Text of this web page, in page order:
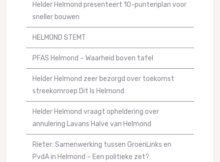
Helder Helmond presenteert 10-puntenplan voor
sneller bouwen
HELMOND STEMT
PFAS Helmond – Waarheid boven tafel
Helder Helmond zeer bezorgd over toekomst
streekomroep Dit Is Helmond
Helder Helmond vraagt opheldering over
annulering Lavans Halve van Helmond
Rieter: Samenwerking tussen GroenLinks en
PvdA in Helmond – Een politieke zet?